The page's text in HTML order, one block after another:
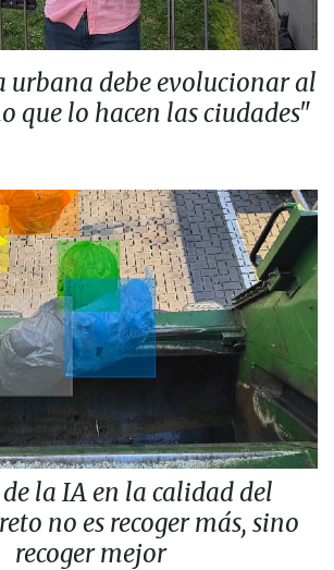
urbana debe evolucionar al
que lo hacen las ciudades"
la IA en la calidad del
no es recoger más, sino
recoger mejor